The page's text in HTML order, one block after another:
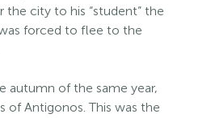
the city to his “student” the
forced to flee to the
autumn of the same year,
of Antigonos. This was the